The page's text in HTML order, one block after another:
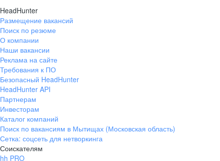
HeadHunter
Размещение вакансий
Поиск по резюме
О компании
Наши вакансии
Реклама на сайте
Требования к ПО
Безопасный HeadHunter
HeadHunter API
Партнерам
Инвесторам
Каталог компаний
Поиск по вакансиям в Мытищах (Московская область)
Сетка: соцсеть для нетворкинга
Соискателям
hh PRO